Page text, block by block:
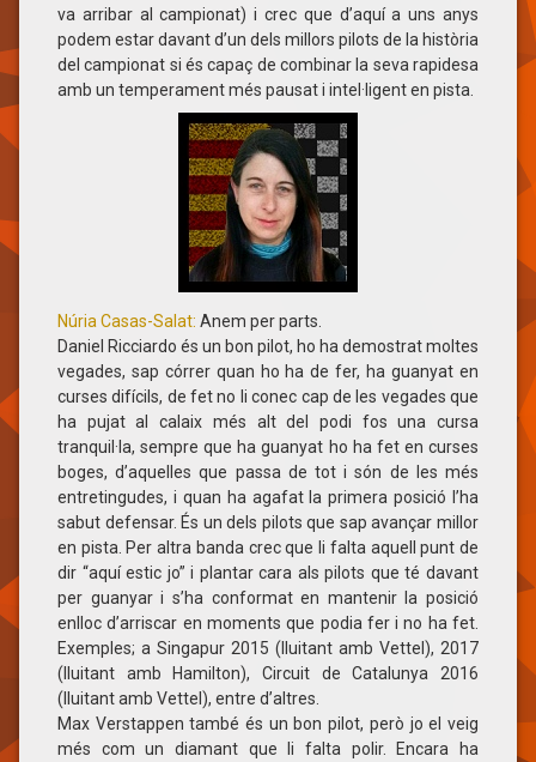
va arribar al campionat) i crec que d’aquí a uns anys
podem estar davant d’un dels millors pilots de la història
del campionat si és capaç de combinar la seva rapidesa
amb un temperament més pausat i intel·ligent en pista.
Núria Casas-Salat: Anem per parts.
Daniel Ricciardo és un bon pilot, ho ha demostrat moltes
vegades, sap córrer quan ho ha de fer, ha guanyat en
curses difícils, de fet no li conec cap de les vegades que
ha pujat al calaix més alt del podi fos una cursa
tranquil·la, sempre que ha guanyat ho ha fet en curses
boges, d’aquelles que passa de tot i són de les més
entretingudes, i quan ha agafat la primera posició l’ha
sabut defensar. És un dels pilots que sap avançar millor
en pista. Per altra banda crec que li falta aquell punt de
dir “aquí estic jo” i plantar cara als pilots que té davant
per guanyar i s’ha conformat en mantenir la posició
enlloc d’arriscar en moments que podia fer i no ha fet.
Exemples; a Singapur 2015 (lluitant amb Vettel), 2017
(lluitant amb Hamilton), Circuit de Catalunya 2016
(lluitant amb Vettel), entre d’altres.
Max Verstappen també és un bon pilot, però jo el veig
més com un diamant que li falta polir. Encara ha